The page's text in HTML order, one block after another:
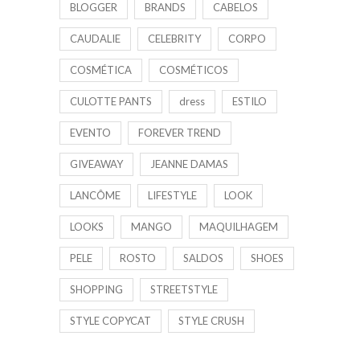
BLOGGER BRANDS CABELOS
CAUDALIE CELEBRITY CORPO
COSMÉTICA COSMÉTICOS
CULOTTE PANTS dress ESTILO
EVENTO FOREVER TREND
GIVEAWAY JEANNE DAMAS
LANCÔME LIFESTYLE LOOK
LOOKS MANGO MAQUILHAGEM
PELE ROSTO SALDOS SHOES
SHOPPING STREETSTYLE
STYLE COPYCAT STYLE CRUSH